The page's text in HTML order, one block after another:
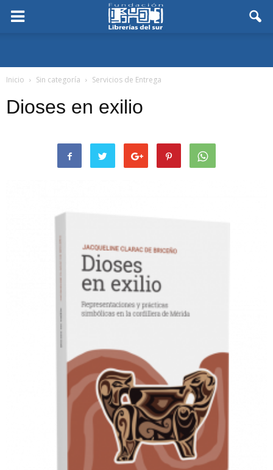
Inicio Sin categoría Servicios de Entrega
Dioses en exilio